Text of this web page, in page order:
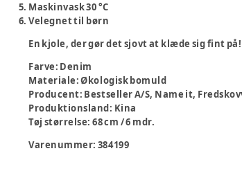
Maskinvask 30 °C
Velegnet til børn
En kjole, der gør det sjovt at klæde sig fint på!
Farve: Denim
Materiale:Økologisk bomuld
Producent: Bestseller A/S, Name it,
Produktionsland: Kina
Tøj størrelse:68 cm / 6 mdr.
Varenummer: 384199